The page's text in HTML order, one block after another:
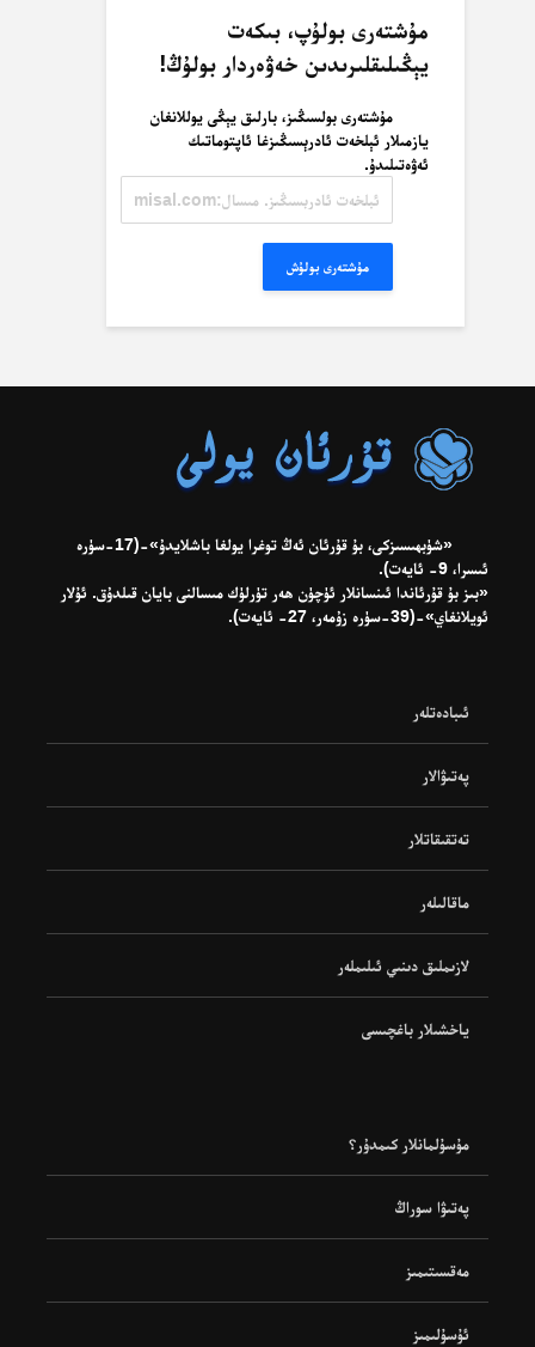
مۇشتەرى بولۇپ، بىكەت
يېڭىلىقلىرىدىن خەۋەردار بولۇڭ!
مۇشتەرى بولسىڭىز، بارلىق يېڭى يوللانغان
يازمىلار ئېلخەت ئادرېسىڭىزغا ئاپتوماتىك
ئەۋەتىلىدۇ.
ئادرېسىڭىز.
مۇشتەرى بولۇش
«شۈبھىسىزكى، بۇ قۇرئان ئەڭ توغرا يولغا باشلايدۇ»-(17-سۈرە
ئىسرا، 9- ئايەت).
«بىز بۇ قۇرئاندا ئىنسانلار ئۈچۈن ھەر تۈرلۈك مىسالنى بايان قىلدۇق. ئۇلار
ئويلانغاي»-(39-سۈرە زۇمەر، 27- ئايەت).
ئىبادەتلەر
پەتىۋالار
تەتقىقاتلار
ماقالىلەر
لازىملىق دىنىي ئىلىملەر
ياخشىلار باغچىسى
مۇسۇلمانلار كىمدۇر؟
پەتىۋا سوراڭ
مەقسىتىمىز
ئۇسۇلىمىز